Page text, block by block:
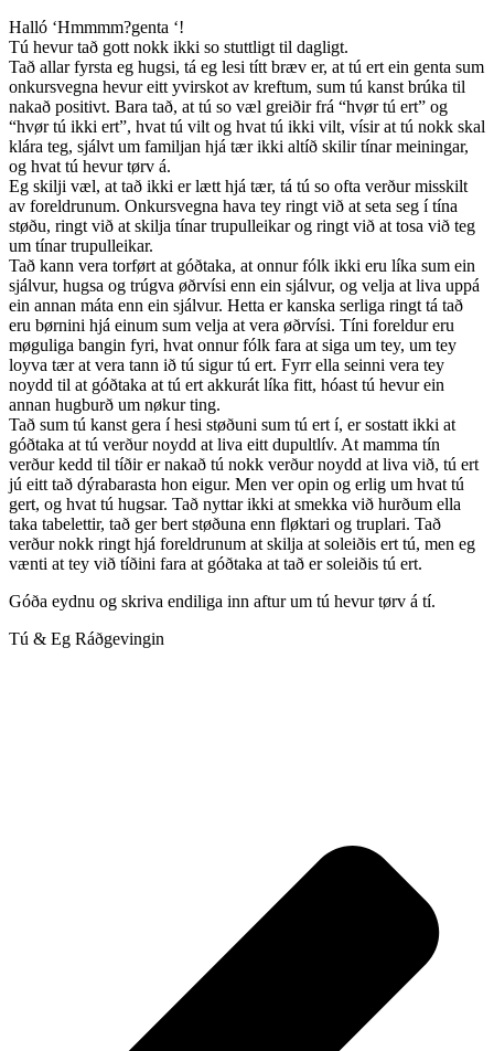
Halló ‘Hmmmm?genta ‘!
Tú hevur tað gott nokk ikki so stuttligt til dagligt.
Tað allar fyrsta eg hugsi, tá eg lesi títt bræv er, at tú ert ein genta sum
onkursvegna hevur eitt yvirskot av kreftum, sum tú kanst brúka til
nakað positivt. Bara tað, at tú so væl greiðir frá “hvør tú ert” og
“hvør tú ikki ert”, hvat tú vilt og hvat tú ikki vilt, vísir at tú nokk skal
klára teg, sjálvt um familjan hjá tær ikki altíð skilir tínar meiningar,
og hvat tú hevur tørv á.
Eg skilji væl, at tað ikki er lætt hjá tær, tá tú so ofta verður misskilt
av foreldrunum. Onkursvegna hava tey ringt við at seta seg í tína
støðu, ringt við at skilja tínar trupulleikar og ringt við at tosa við teg
um tínar trupulleikar.
Tað kann vera torført at góðtaka, at onnur fólk ikki eru líka sum ein
sjálvur, hugsa og trúgva øðrvísi enn ein sjálvur, og velja at liva uppá
ein annan máta enn ein sjálvur. Hetta er kanska serliga ringt tá tað
eru børnini hjá einum sum velja at vera øðrvísi. Tíni foreldur eru
møguliga bangin fyri, hvat onnur fólk fara at siga um tey, um tey
loyva tær at vera tann ið tú sigur tú ert. Fyrr ella seinni vera tey
noydd til at góðtaka at tú ert akkurát líka fitt, hóast tú hevur ein
annan hugburð um nøkur ting.
Tað sum tú kanst gera í hesi støðuni sum tú ert í, er sostatt ikki at
góðtaka at tú verður noydd at liva eitt dupultlív. At mamma tín
verður kedd til tíðir er nakað tú nokk verður noydd at liva við, tú ert
jú eitt tað dýrabarasta hon eigur. Men ver opin og erlig um hvat tú
gert, og hvat tú hugsar. Tað nyttar ikki at smekka við hurðum ella
taka tabelettir, tað ger bert støðuna enn fløktari og truplari. Tað
verður nokk ringt hjá foreldrunum at skilja at soleiðis ert tú, men eg
vænti at tey við tíðini fara at góðtaka at tað er soleiðis tú ert.
Góða eydnu og skriva endiliga inn aftur um tú hevur tørv á tí.
Tú & Eg Ráðgevingin